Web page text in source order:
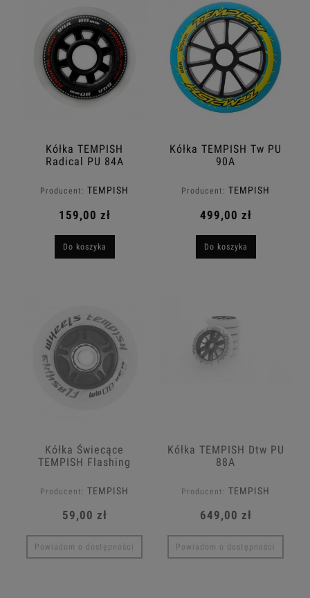
Kółka TEMPISH
Radical PU 84A
Producent: TEMPISH
159,00 zł
Do koszyka
Kółka TEMPISH Tw PU
90A
Producent: TEMPISH
499,00 zł
Do koszyka
Kółka Świecące
TEMPISH Flashing
Producent: TEMPISH
59,00 zł
Powiadom o dostępności
Kółka TEMPISH Dtw PU
88A
Producent: TEMPISH
649,00 zł
Powiadom o dostępności